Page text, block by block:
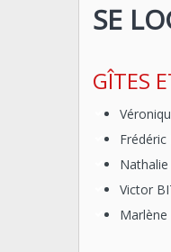
SE
GÎTES
Frédéric
Victor
Marlène